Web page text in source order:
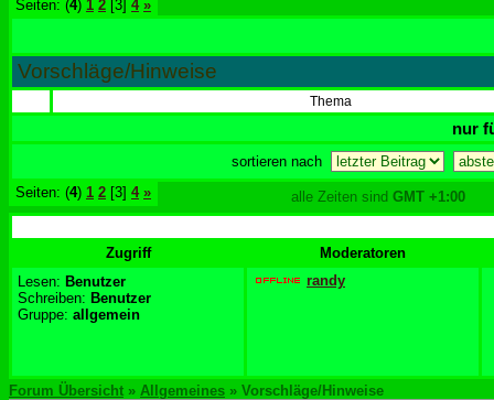
Seiten: (4) 1 2 [3] 4 »
Vorschläge/Hinweise
Thema
nur
sortieren nach
Seiten: (4) 1 2 [3] 4 » alle Zeiten sind GMT +1:00
Zugriff
Moderatoren
Lesen: Benutzer
Schreiben: Benutzer
Gruppe: allgemein
randy
Forum Übersicht » Allgemeines » Vorschläge/Hinweise